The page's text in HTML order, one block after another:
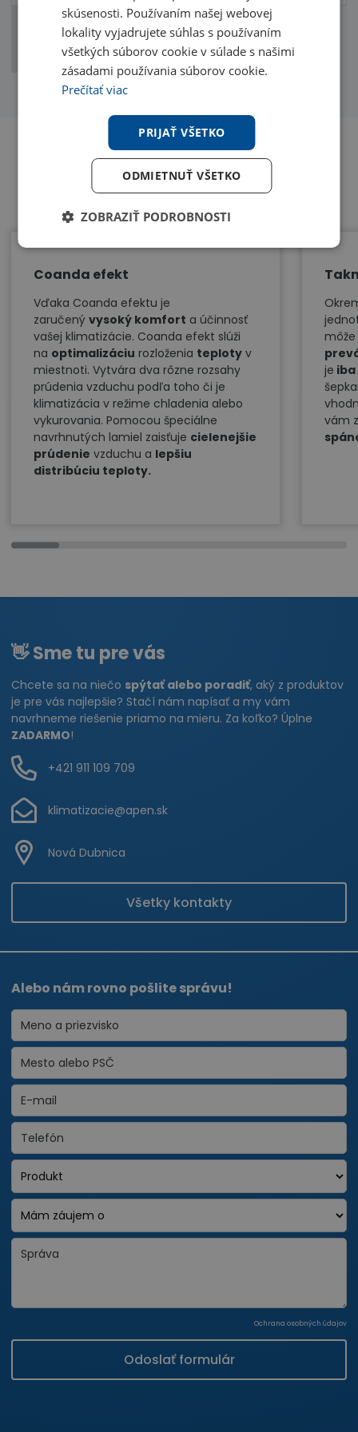
Príkon
(chladenie,
vykurovanie)
0,56
kW
0,56
kW
Benefity
Coanda efekt
Vďaka Coanda efektu je
zaručený vysoký komfort a účinnosť
vašej klimatizácie. Coanda efekt slúži
na optimalizáciu rozloženia teploty v
miestnoti. Vytvára dva rôzne rozsahy
prúdenia vzduchu podľa toho či je
klimatizácia v režime chladenia alebo
vykurovania. Pomocou špeciálne
navrhnutých lamiel zaisťuje cielenejšie
prúdenie vzduchu a lepšiu
distribúciu teploty.
je iba
vám
👋 Sme tu pre vás
Chcete sa na niečo spýtať alebo poradiť, aký z produktov
je pre vás najlepšie? Stačí nám napísať a my vám
navrhneme riešenie priamo na mieru. Za koľko? Úplne
ZADARMO!
+421 911 109 709
klimatizacie@apen.sk
Nová Dubnica
Všetky kontakty
Alebo nám rovno pošlite správu!
Ochrana osobných údajov
Odoslať formulár
skúsenosti. Používaním našej webovej
lokality vyjadrujete súhlas s používaním
všetkých súborov cookie v súlade s našimi
zásadami používania súborov cookie.
Prečítať viac
PRIJAŤ VŠETKO
ODMIETNUŤ VŠETKO
ZOBRAZIŤ PODROBNOSTI